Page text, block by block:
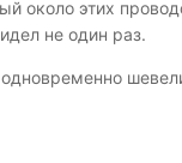
около этих
не один раз.